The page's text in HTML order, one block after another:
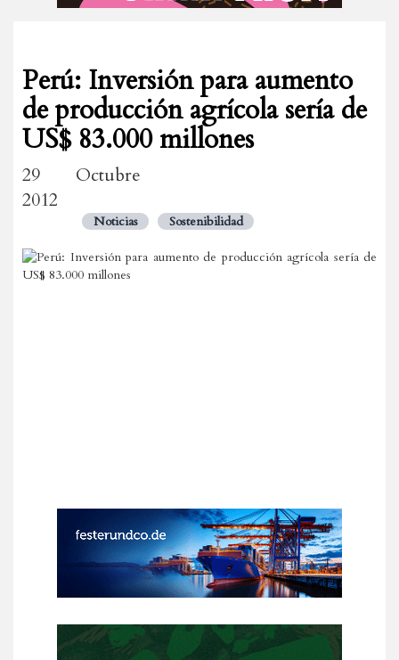
Perú: Inversión para aumento
de producción agrícola sería de
US$ 83.000 millones
29 Octubre
2012
Noticias Sostenibilidad